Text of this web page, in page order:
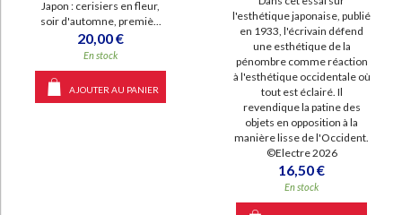
Japon : cerisiers en fleur,
soir d'automne, premiè...
20,00 €
En stock
AJOUTER AU PANIER
l'esthétique japonaise, publié
en 1933, l'écrivain défend
une esthétique de la
pénombre comme réaction
à l'esthétique occidentale où
tout est éclairé. Il
revendique la patine des
objets en opposition à la
manière lisse de l'Occident.
©Electre 2026
16,50 €
En stock